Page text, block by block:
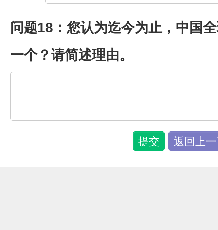
问题18：您认为迄今为止，中国
一个？请简述理由。